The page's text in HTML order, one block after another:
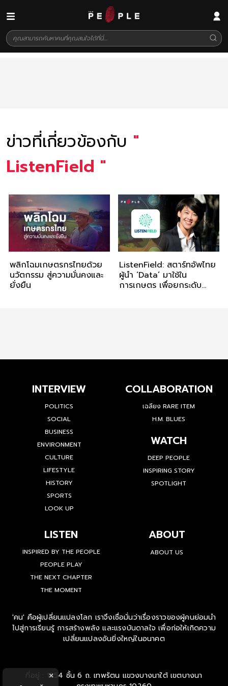
ข่าวที่เกี่ยวข้องกับ "
ListenField "
พลิกโฉมเกษตรกรไทยด้วย
นวัตกรรม สู่ความมั่นคงและ
ยั่งยืน
ListenField: สตาร์ทอัพไทย
ผู้นำ ‘Data’ มาใช้ใน
การเกษตร เพื่อยกระดับ
INTERVIEW
POLITICS
SOCIAL
BUSINESS
ENVIRONMENT
CULTURE
LIFESTYLE
HISTORY
SPORTS
LOOK UP
COLLABORATION
เฉลียง RARE ITEM
H.M. BLUES
WATCH
DEEP PEOPLE
INSPIRING STORY
SPOTLIGHT
LISTEN
INSPIRED BY THE PEOPLE
PEOPLE PLAY
THE NEXT CHAPTER
THE MOMENT
ABOUT
ABOUT US
'คน' คือผู้เปลี่ยนแปลงโลก เราจึงเชื่อมั่นว่าเรื่องราวของผู้คนย่อมนำ
ไปสู่การเรียนรู้ การสร้างพลัง และแรงบันดาลใจ เพื่อก่อให้เกิดความ
เปลี่ยนแปลงอันยิ่งใหญ่ในอนาคต
ที่อยู่ : 1854 ชั้น 6 ถ. เทพรัตน แขวงบางนาใต้ เขตบางนา
×